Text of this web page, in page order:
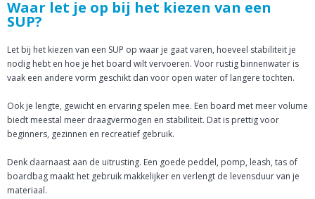
Waar let je op bij het kiezen van een
SUP?
Let bij het kiezen van een SUP op waar je gaat varen, hoeveel stabiliteit je
nodig hebt en hoe je het board wilt vervoeren. Voor rustig binnenwater is
vaak een andere vorm geschikt dan voor open water of langere tochten.
Ook je lengte, gewicht en ervaring spelen mee. Een board met meer volume
biedt meestal meer draagvermogen en stabiliteit. Dat is prettig voor
beginners, gezinnen en recreatief gebruik.
Denk daarnaast aan de uitrusting. Een goede peddel, pomp, leash, tas of
boardbag maakt het gebruik makkelijker en verlengt de levensduur van je
materiaal.